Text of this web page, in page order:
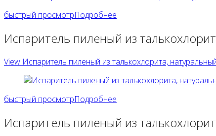
быстрый просмотрПодробнее
Испаритель пиленый из
View Испаритель пиленый из талькохлорита,
быстрый просмотрПодробнее
Испаритель пиленый из